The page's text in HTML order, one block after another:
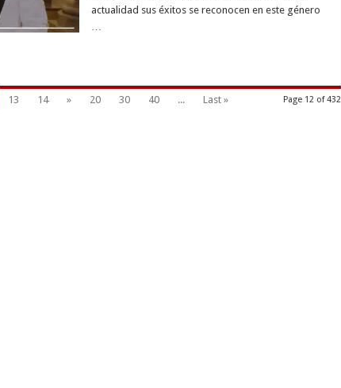
actualidad sus éxitos se reconocen en este género
Page 12 of 432
13 14 » 20 30 40 ... Last »